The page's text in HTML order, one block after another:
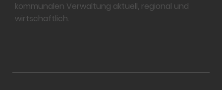
kommunalen Verwaltung aktuell, regional und
wirtschaftlich.